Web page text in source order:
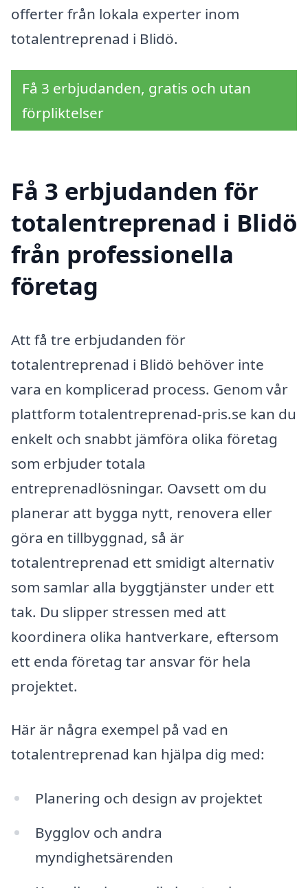
offerter från lokala experter inom
totalentreprenad i Blidö.
Få 3 erbjudanden, gratis och utan
förpliktelser
Få 3 erbjudanden för
totalentreprenad i Blidö
från professionella
företag
Att få tre erbjudanden för
totalentreprenad i Blidö behöver inte
vara en komplicerad process. Genom vår
plattform totalentreprenad-pris.se kan du
enkelt och snabbt jämföra olika företag
som erbjuder totala
entreprenadlösningar. Oavsett om du
planerar att bygga nytt, renovera eller
göra en tillbyggnad, så är
totalentreprenad ett smidigt alternativ
som samlar alla byggtjänster under ett
tak. Du slipper stressen med att
koordinera olika hantverkare, eftersom
ett enda företag tar ansvar för hela
projektet.
Här är några exempel på vad en
totalentreprenad kan hjälpa dig med:
Planering och design av projektet
Bygglov och andra
myndighetsärenden